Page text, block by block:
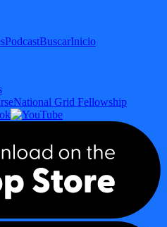
PodcastBuscarInicio
National Grid Fellowship